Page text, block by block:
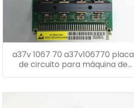
a37v 1067 70 a37v106770 placa
de circuito para máquina de
impresión roland